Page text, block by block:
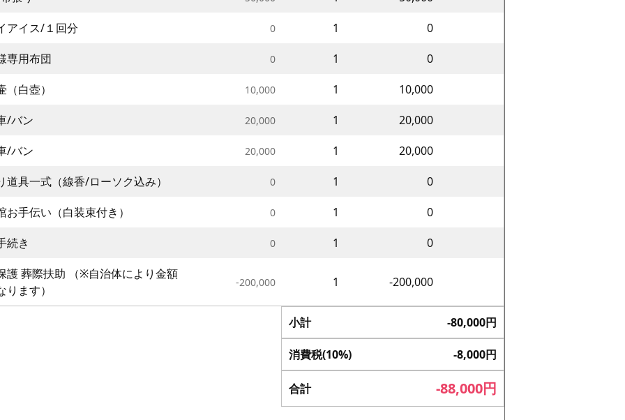
アイス/１回分
0 1
0
専用布団
0 1
0
（白壺）
10,000 1
10,000
/バン
20,000 1
20,000
/バン
20,000 1
20,000
道具一式（線香/ローソク込み）
0 1
0
お手伝い（白装束付き）
0 1
0
続き
0 1
0
護 葬際扶助 （※自治体により金額
ります）
-200,000 1 -200,000
小計 -80,000円
消費税(10%) -8,000円
合計 -88,000円